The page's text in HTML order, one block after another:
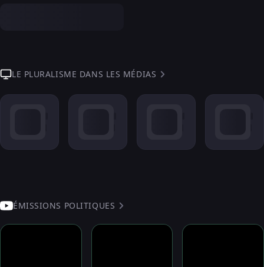
LE PLURALISME DANS LES MÉDIAS
ÉMISSIONS POLITIQUES